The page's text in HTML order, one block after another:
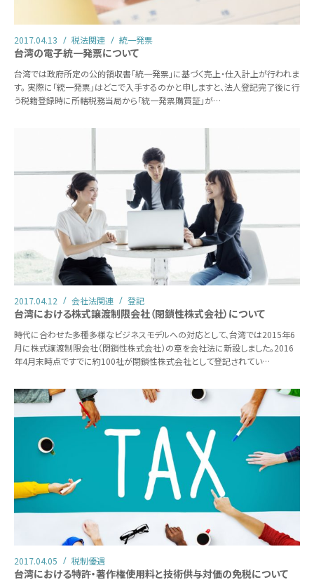
2017.04.13 税法関連 統一発票
台湾の電子統一発票について
台湾では政府所定の公的領収書「統一発票」に基づく売上・仕入計上が行われま
す。 実際に「統一発票」はどこで入手するのかと申しますと、法人登記完了後に行
う税籍登録時に所轄税務当局から「統一発票購買証」が…
2017.04.12 会社法関連 登記
台湾における株式譲渡制限会社（閉鎖性株式会社）について
時代に合わせた多種多様なビジネスモデルへの対応として、台湾では2015年6
月に株式譲渡制限会社（閉鎖性株式会社）の章を会社法に新設しました。2016
年4月末時点ですでに約100社が閉鎖性株式会社として登記されてい…
2017.04.05 税制優遇
台湾における特許・著作権使用料と技術供与対価の免税について